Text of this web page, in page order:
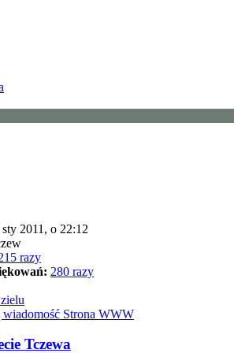
2011, o 22:12
razy
280 razy
Strona WWW
Tczewa